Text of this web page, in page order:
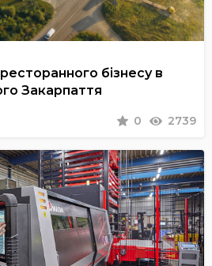
бізнесу в
Закарпаття
0 2739